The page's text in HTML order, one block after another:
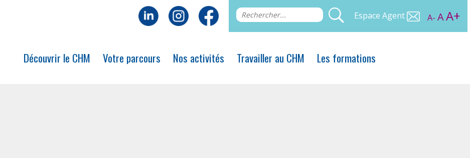
Espace Agent A- AA+
Découvrir le CHM Votre parcours Nos activités Travailler au CHM Les formations